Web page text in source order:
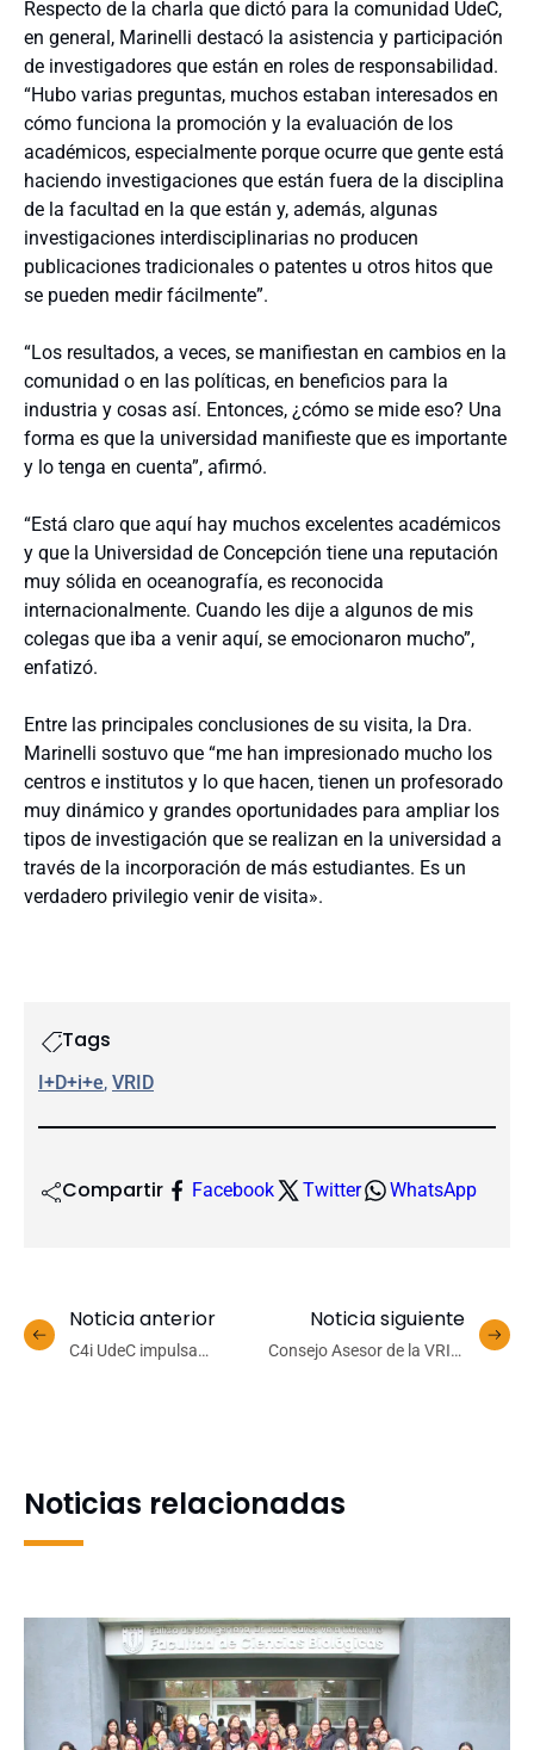
Respecto de la charla que dictó para la comunidad UdeC,
en general, Marinelli destacó la asistencia y participación
de investigadores que están en roles de responsabilidad.
“Hubo varias preguntas, muchos estaban interesados en
cómo funciona la promoción y la evaluación de los
académicos, especialmente porque ocurre que gente está
haciendo investigaciones que están fuera de la disciplina
de la facultad en la que están y, además, algunas
investigaciones interdisciplinarias no producen
publicaciones tradicionales o patentes u otros hitos que
se pueden medir fácilmente”.
“Los resultados, a veces, se manifiestan en cambios en la
comunidad o en las políticas, en beneficios para la
industria y cosas así. Entonces, ¿cómo se mide eso? Una
forma es que la universidad manifieste que es importante
y lo tenga en cuenta”, afirmó.
“Está claro que aquí hay muchos excelentes académicos
y que la Universidad de Concepción tiene una reputación
muy sólida en oceanografía, es reconocida
internacionalmente. Cuando les dije a algunos de mis
colegas que iba a venir aquí, se emocionaron mucho”,
enfatizó.
Entre las principales conclusiones de su visita, la Dra.
Marinelli sostuvo que “me han impresionado mucho los
centros e institutos y lo que hacen, tienen un profesorado
muy dinámico y grandes oportunidades para ampliar los
tipos de investigación que se realizan en la universidad a
través de la incorporación de más estudiantes. Es un
verdadero privilegio venir de visita».
Tags
I+D+i+e, VRID
Compartir Facebook Twitter WhatsApp
Noticia anterior
C4i UdeC impulsa
Noticia siguiente
Consejo Asesor de la VRIM
Noticias relacionadas